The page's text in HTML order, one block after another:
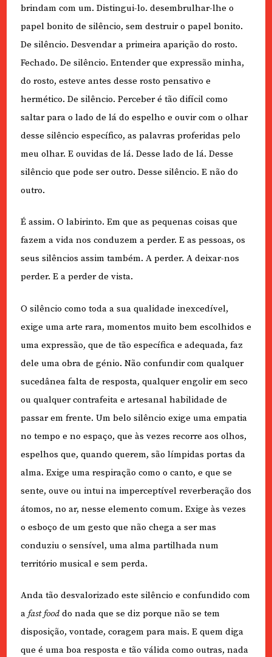
brindam com um. Distingui-lo. desembrulhar-lhe o
papel bonito de silêncio, sem destruir o papel bonito.
De silêncio. Desvendar a primeira aparição do rosto.
Fechado. De silêncio. Entender que expressão minha,
do rosto, esteve antes desse rosto pensativo e
hermético. De silêncio. Perceber é tão difícil como
saltar para o lado de lá do espelho e ouvir com o olhar
desse silêncio específico, as palavras proferidas pelo
meu olhar. E ouvidas de lá. Desse lado de lá. Desse
silêncio que pode ser outro. Desse silêncio. E não do
outro.
É assim. O labirinto. Em que as pequenas coisas que
fazem a vida nos conduzem a perder. E as pessoas, os
seus silêncios assim também. A perder. A deixar-nos
perder. E a perder de vista.
O silêncio como toda a sua qualidade inexcedível,
exige uma arte rara, momentos muito bem escolhidos e
uma expressão, que de tão específica e adequada, faz
dele uma obra de génio. Não confundir com qualquer
sucedânea falta de resposta, qualquer engolir em seco
ou qualquer contrafeita e artesanal habilidade de
passar em frente. Um belo silêncio exige uma empatia
no tempo e no espaço, que às vezes recorre aos olhos,
espelhos que, quando querem, são límpidas portas da
alma. Exige uma respiração como o canto, e que se
sente, ouve ou intui na imperceptível reverberação dos
átomos, no ar, nesse elemento comum. Exige às vezes
o esboço de um gesto que não chega a ser mas
conduziu o sensível, uma alma partilhada num
território musical e sem perda.
Anda tão desvalorizado este silêncio e confundido com
a fast fooddo nada que se diz porque não se tem
disposição, vontade, coragem para mais. E quem diga
que é uma boa resposta e tão válida como outras, nada